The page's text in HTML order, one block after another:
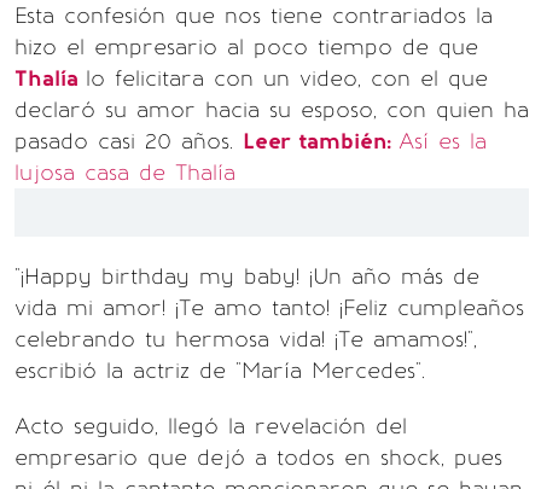
Esta confesión que nos tiene contrariados la
hizo el empresario al poco tiempo de que
Thalía lo felicitara con un video, con el que
declaró su amor hacia su esposo, con quien ha
pasado casi 20 años. Leer también: Así es la
lujosa casa de Thalía
"¡Happy birthday my baby! ¡Un año más de
vida mi amor! ¡Te amo tanto! ¡Feliz cumpleaños
celebrando tu hermosa vida! ¡Te amamos!",
escribió la actriz de "María Mercedes".
Acto seguido, llegó la revelación del
empresario que dejó a todos en shock, pues